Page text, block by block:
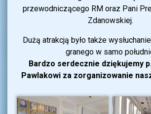
przewodniczącego RM oraz Pani
Zdanowskiej.
Dużą atrakcją było także
granego w samo
Bardzo serdecznie dziękujemy
Pawlakowi za zorganizowanie